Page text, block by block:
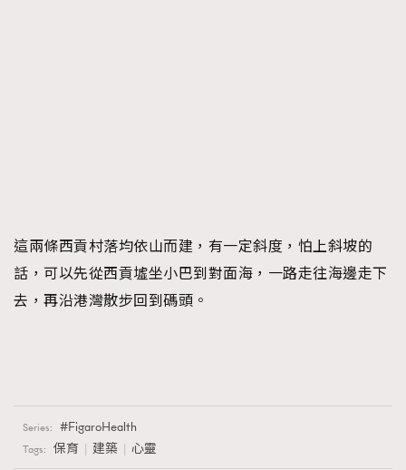
這兩條西貢村落均依山而建，有一定斜度，怕上斜坡的
話，可以先從西貢墟坐小巴到對面海，一路走往海邊走下
去，再沿港灣散步回到碼頭。
Series: FigaroHealth
Tags: 保育 建築 心靈